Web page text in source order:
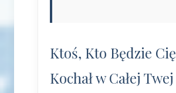
Ktoś, Kto Będzie Cię
Kochał w Całej Twej